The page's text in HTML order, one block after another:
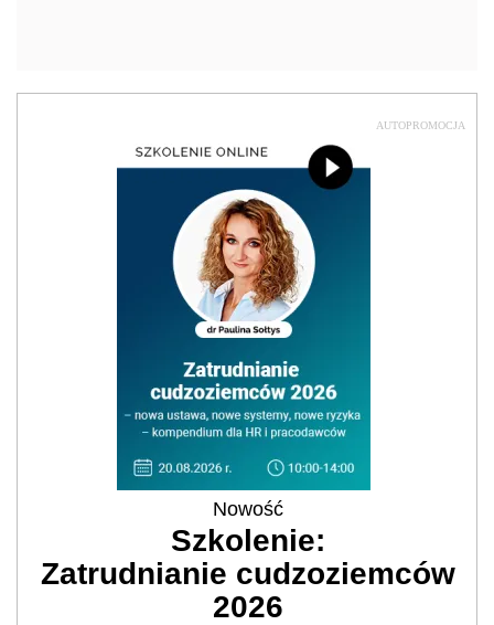
AUTOPROMOCJA
Nowość
Szkolenie:
Zatrudnianie cudzoziemców
2026